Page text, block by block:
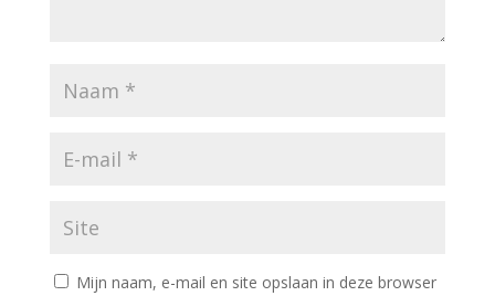
Mijn naam, e-mail en site opslaan in deze browser